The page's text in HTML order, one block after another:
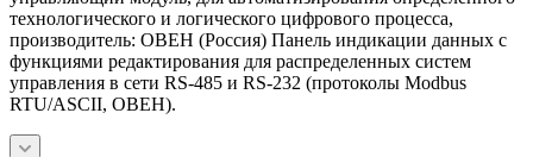
технологического и логического цифрового процесса,
производитель: ОВЕН (Россия) Панель индикации данных с
функциями редактирования для распределенных систем
управления в сети RS-485 и RS-232 (протоколы Modbus
RTU/ASCII, ОВЕН).